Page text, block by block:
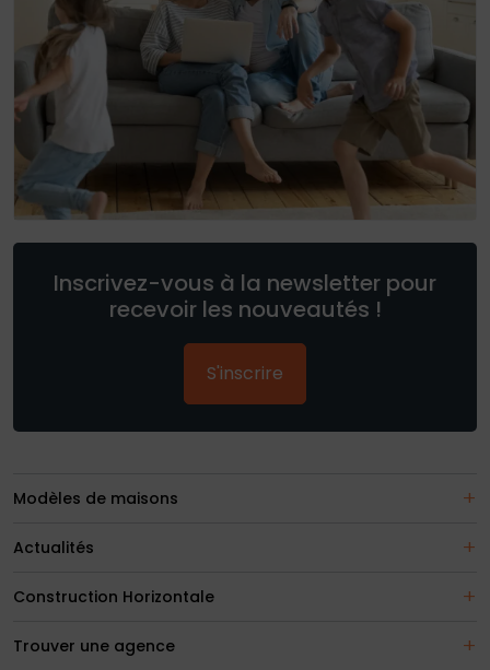
Inscrivez-vous à la newsletter pour
recevoir les nouveautés !
S'inscrire
Modèles de maisons
Actualités
Construction Horizontale
Trouver une agence